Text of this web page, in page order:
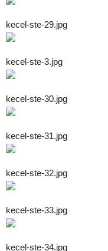
kecel-ste-29.jpg
kecel-ste-3.jpg
kecel-ste-30.jpg
kecel-ste-31.jpg
kecel-ste-32.jpg
kecel-ste-33.jpg
kecel-ste-34.jpg